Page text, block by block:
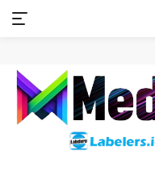
Skip
content